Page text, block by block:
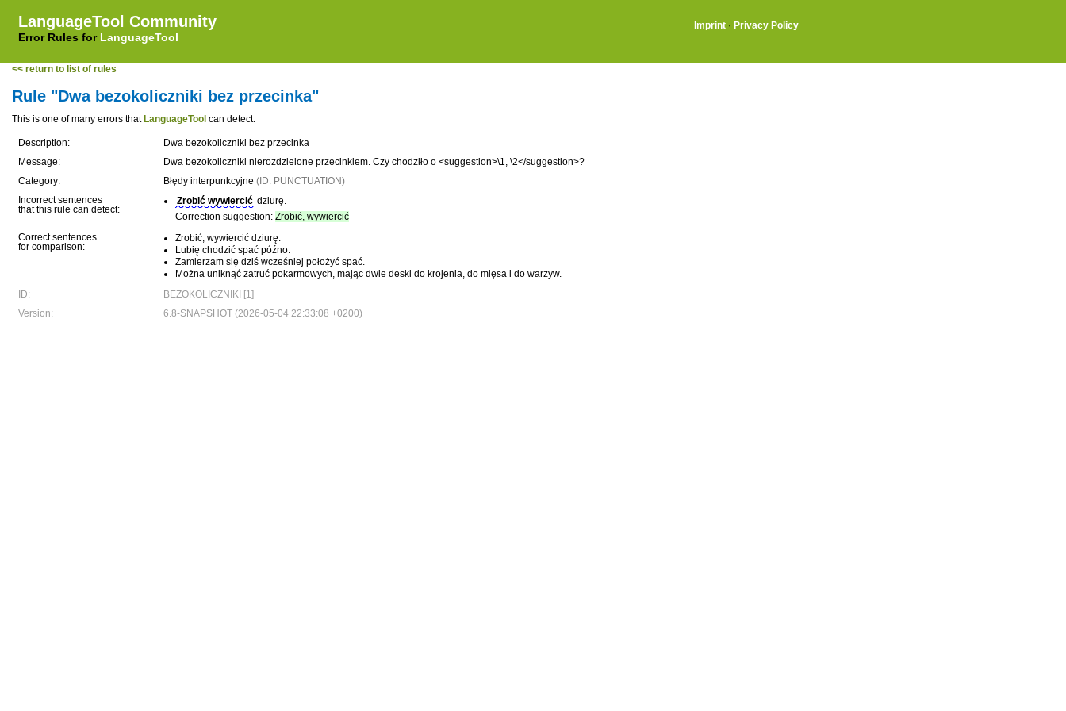
LanguageTool Community
Error Rules for LanguageTool
Imprint · Privacy Policy
<< return to list of rules
Rule "Dwa bezokoliczniki bez przecinka"
This is one of many errors that LanguageTool can detect.
Description:
Dwa bezokoliczniki bez przecinka
Message:
Dwa bezokoliczniki nierozdzielone przecinkiem. Czy chodziło o <suggestion>\1, \2</suggestion>?
Category:
Błędy interpunkcyjne (ID: PUNCTUATION)
Incorrect sentences
that this rule can detect:
Zrobić wywiercić dziurę.
Correction suggestion: Zrobić, wywiercić
Correct sentences
for comparison:
Zrobić, wywiercić dziurę.
Lubię chodzić spać późno.
Zamierzam się dziś wcześniej położyć spać.
Można uniknąć zatruć pokarmowych, mając dwie deski do krojenia, do mięsa i do warzyw.
ID:
BEZOKOLICZNIKI [1]
Version:
6.8-SNAPSHOT (2026-05-04 22:33:08 +0200)